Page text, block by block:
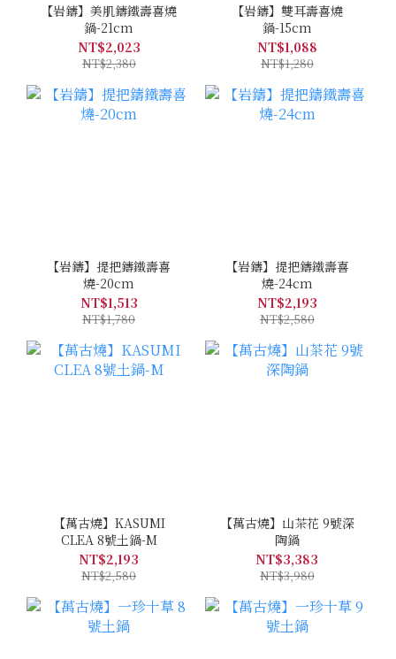
【岩鑄】美肌鑄鐵壽喜燒
鍋-21cm
NT$2,023
NT$2,380
【岩鑄】雙耳壽喜燒
鍋-15cm
NT$1,088
NT$1,280
【岩鑄】提把鑄鐵壽喜
燒-20cm
NT$1,513
NT$1,780
【岩鑄】提把鑄鐵壽喜
燒-24cm
NT$2,193
NT$2,580
【萬古燒】KASUMI
CLEA 8號土鍋-M
NT$2,193
NT$2,580
【萬古燒】山茶花 9號深
陶鍋
NT$3,383
NT$3,980